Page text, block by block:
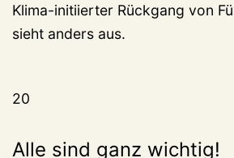
Klima-initiierter Rückgang von
sieht anders aus.
20
Alle sind ganz wichtig!